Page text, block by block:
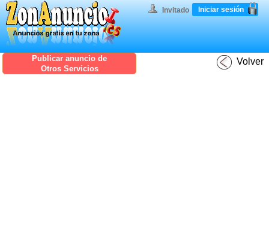
Invitado Iniciar sesión
Publicar anuncio de
Otros Servicios
Volver